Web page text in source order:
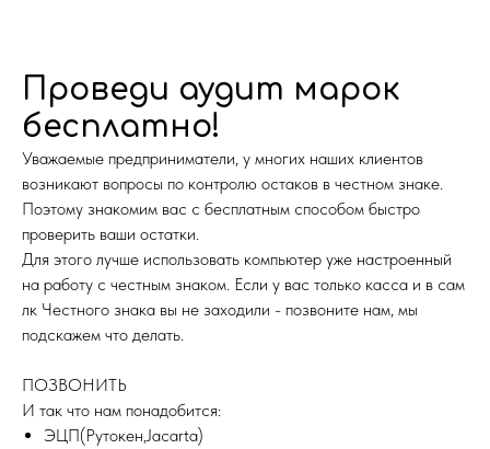
Проведи аудит марок
бесплатно!
Уважаемые предприниматели, у многих наших клиентов
возникают вопросы по контролю остаков в честном знаке.
Поэтому знакомим вас с бесплатным способом быстро
проверить ваши остатки.
Для этого лучше использовать компьютер уже настроенный
на работу с честным знаком. Если у вас только касса и в сам
лк Честного знака вы не заходили - позвоните нам, мы
подскажем что делать.
ПОЗВОНИТЬ
И так что нам понадобится:
ЭЦП(Рутокен,Jacarta)